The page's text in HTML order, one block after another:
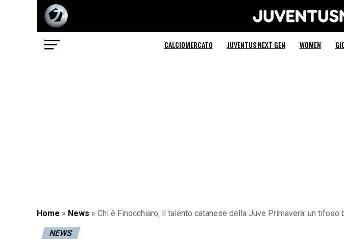
CALCIOMERCATO JUVENTUS NEXT GEN WOMEN
Home » News » Chi è Finocchiaro, il talento catanese della Juve Primavera: un
NEWS